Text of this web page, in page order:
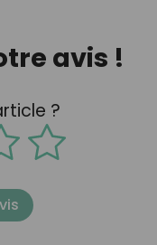
avis !
?